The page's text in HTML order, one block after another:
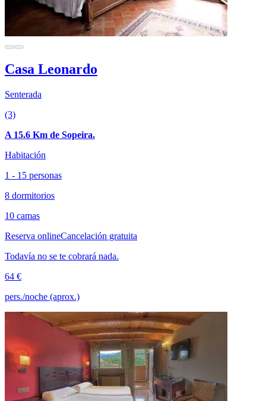
Casa Leonardo
Senterada
(3)
A 15.6 Km de Sopeira.
Habitación
1 - 15 personas
8 dormitorios
10 camas
Reserva onlineCancelación gratuita
Todavía no se te cobrará nada.
64 €
pers./noche (aprox.)